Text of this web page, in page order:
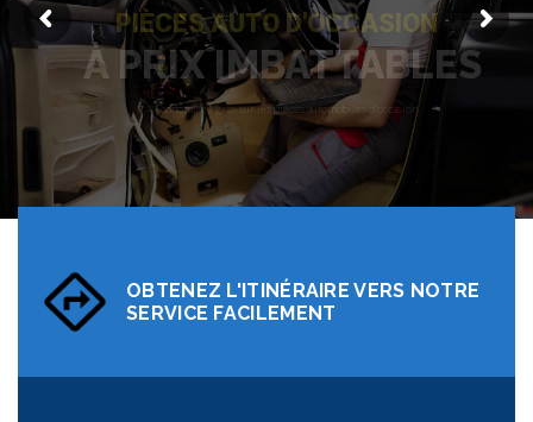
TROUVEZ DES PIÈCES
VOITURE DE QUALITÉ
OBTENEZ L'ITINÉRAIRE VERS NOTRE
SERVICE FACILEMENT